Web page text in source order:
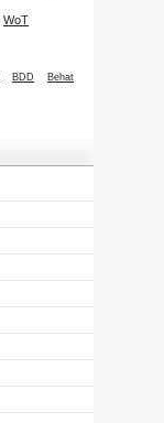
WoT
BDD Behat